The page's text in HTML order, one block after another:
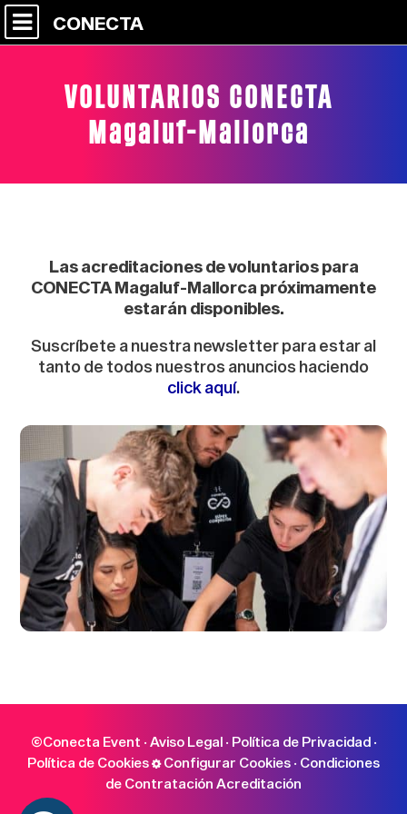
CONECTA
VOLUNTARIOS CONECTA
Magaluf-Mallorca
Las acreditaciones de voluntarios para
CONECTA Magaluf-Mallorca próximamente
estarán disponibles.
Suscríbete a nuestra newsletter para estar al
tanto de todos nuestros anuncios haciendo
click aquí.
©Conecta Event · Aviso Legal· Política de Privacidad·
Política de Cookies
Configurar Cookies · Condiciones
de Contratación Acreditación